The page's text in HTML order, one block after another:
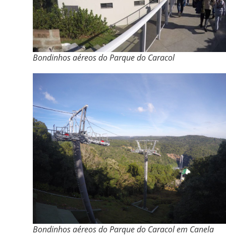
Bondinhos aéreos do Parque do Caracol
Bondinhos aéreos do Parque do Caracol em Canela